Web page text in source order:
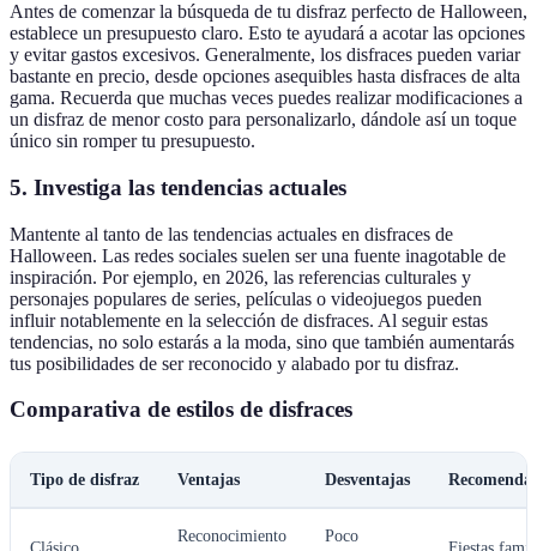
Antes de comenzar la búsqueda de tu disfraz perfecto de Halloween,
establece un presupuesto claro. Esto te ayudará a acotar las opciones
y evitar gastos excesivos. Generalmente, los disfraces pueden variar
bastante en precio, desde opciones asequibles hasta disfraces de alta
gama. Recuerda que muchas veces puedes realizar modificaciones a
un disfraz de menor costo para personalizarlo, dándole así un toque
único sin romper tu presupuesto.
5. Investiga las tendencias actuales
Mantente al tanto de las tendencias actuales en disfraces de
Halloween. Las redes sociales suelen ser una fuente inagotable de
inspiración. Por ejemplo, en 2026, las referencias culturales y
personajes populares de series, películas o videojuegos pueden
influir notablemente en la selección de disfraces. Al seguir estas
tendencias, no solo estarás a la moda, sino que también aumentarás
tus posibilidades de ser reconocido y alabado por tu disfraz.
Comparativa de estilos de disfraces
Tipo de disfraz Ventajas Desventajas
Reconocimiento Poco